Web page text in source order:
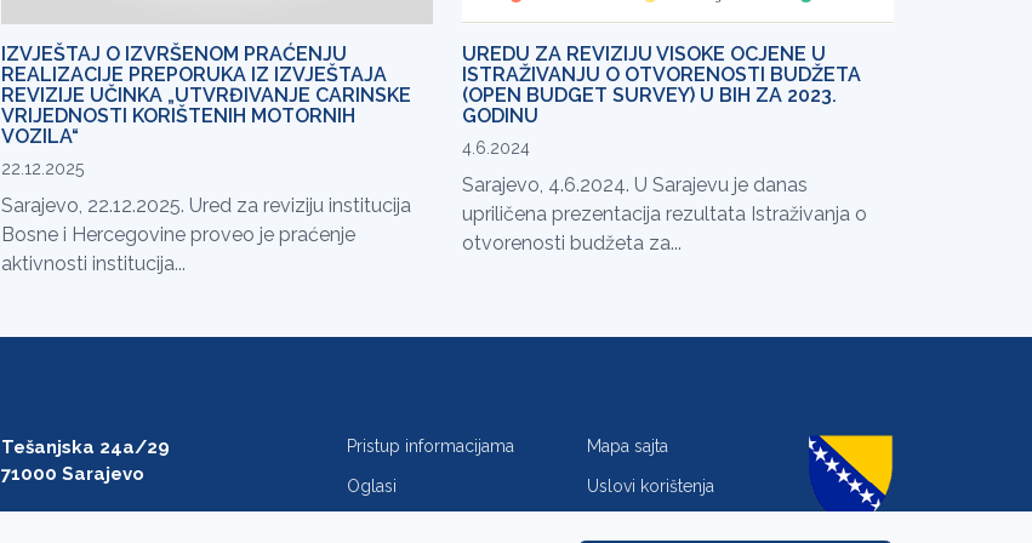
IZVJEŠTAJ O IZVRŠENOM PRAĆENJU
REALIZACIJE PREPORUKA IZ IZVJEŠTAJA
REVIZIJE UČINKA „UTVRĐIVANJE CARINSKE
VRIJEDNOSTI KORIŠTENIH MOTORNIH
VOZILA“
22.12.2025
Sarajevo, 22.12.2025. Ured za reviziju institucija
Bosne i Hercegovine proveo je praćenje
aktivnosti institucija...
UREDU ZA REVIZIJU VISOKE OCJENE U
ISTRAŽIVANJU O OTVORENOSTI BUDŽETA
(OPEN BUDGET SURVEY) U BIH ZA 2023.
GODINU
4.6.2024
Sarajevo, 4.6.2024. U Sarajevu je danas
upriličena prezentacija rezultata Istraživanja o
otvorenosti budžeta za...
Tešanjska 24a/29
71000 Sarajevo
Pristup informacijama Mapa sajta
Oglasi Uslovi korištenja